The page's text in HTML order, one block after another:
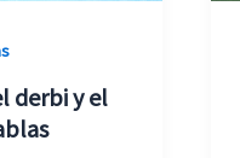
derbi y el